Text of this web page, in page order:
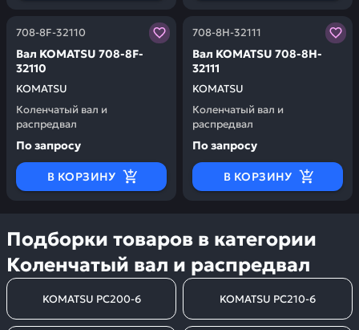
708-8F-32110
KOMATSU
Вал KOMATSU 708-8F-
32110
Коленчатый вал и
распредвал
Заказывая запчасти у нас, вы получаете гарантию
По запросу
В КОРЗИНУ
708-8H-32111
KOMATSU
Вал KOMATSU 708-8H-
32111
Коленчатый вал и
распредвал
Заказывая запчасти у
По запросу
В КОРЗИНУ
Подборки товаров в категории
Коленчатый вал и распредвал
KOMATSU PC200-6 KOMATSU PC210-6